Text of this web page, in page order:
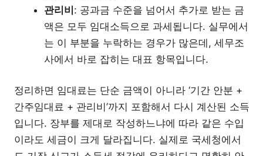
관리비: 공과금 수준을 넘어서 추가로 받는 금
액은 모두 임대소득으로 과세됩니다. 실무에서
는 이 부분을 누락하는 경우가 많은데, 세무조
사에서 바로 잡히는 대표 항목입니다.
정리하면 임대료는 단순 금액이 아니라 ‘기간 안분 +
간주임대료 + 관리비’까지 포함해서 다시 계산된 소득
입니다. 장부를 제대로 작성하느냐에 따라 같은 수입
이라도 세금이 크게 달라집니다. 실제로 국세청에서